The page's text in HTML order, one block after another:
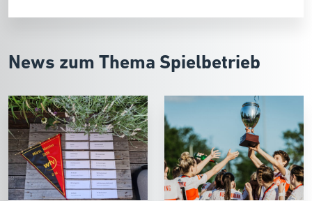
News zum Thema Spielbetrieb